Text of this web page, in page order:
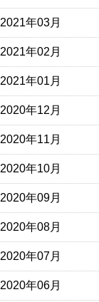
2021年03月
2021年02月
2021年01月
2020年12月
2020年11月
2020年10月
2020年09月
2020年08月
2020年07月
2020年06月